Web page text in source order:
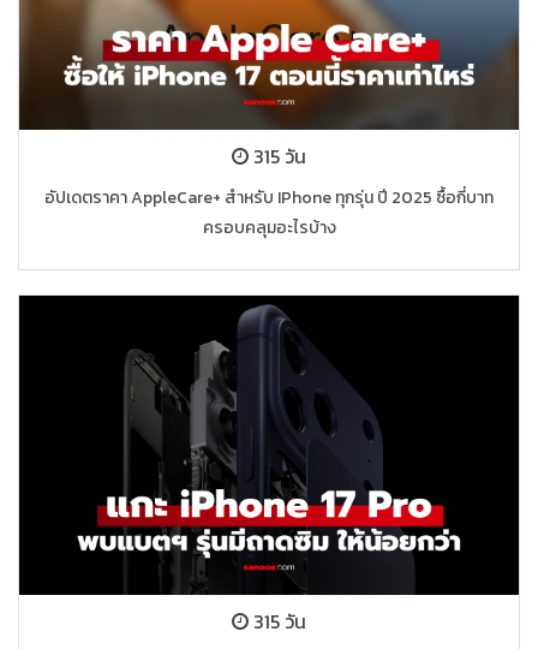
315 วัน
อัปเดตราคา AppleCare+ สำหรับ IPhone ทุกรุ่น ปี 2025 ซื้อกี่บาท
ครอบคลุมอะไรบ้าง
315 วัน